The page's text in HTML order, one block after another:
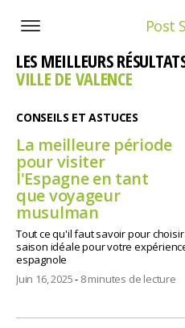
Post
LES MEILLEURS
VILLE DE VALENCE
CONSEILS ET ASTUCES
La meilleure période
pour visiter
l'Espagne en tant
que voyageur
musulman
Tout ce qu'il faut savoir pour
saison idéale pour votre
espagnole
Juin 16, 2025- 8 minutes de lecture